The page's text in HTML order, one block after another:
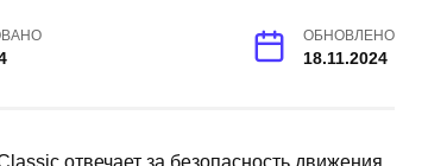
ОБНОВЛЕНО
18.11.2024